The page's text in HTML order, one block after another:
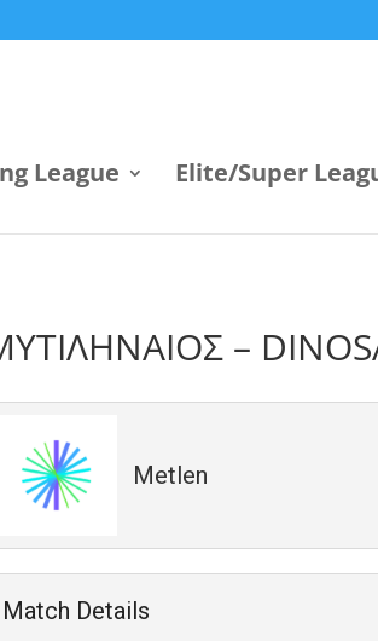
League Elite/Super
–
Metlen
Match Details